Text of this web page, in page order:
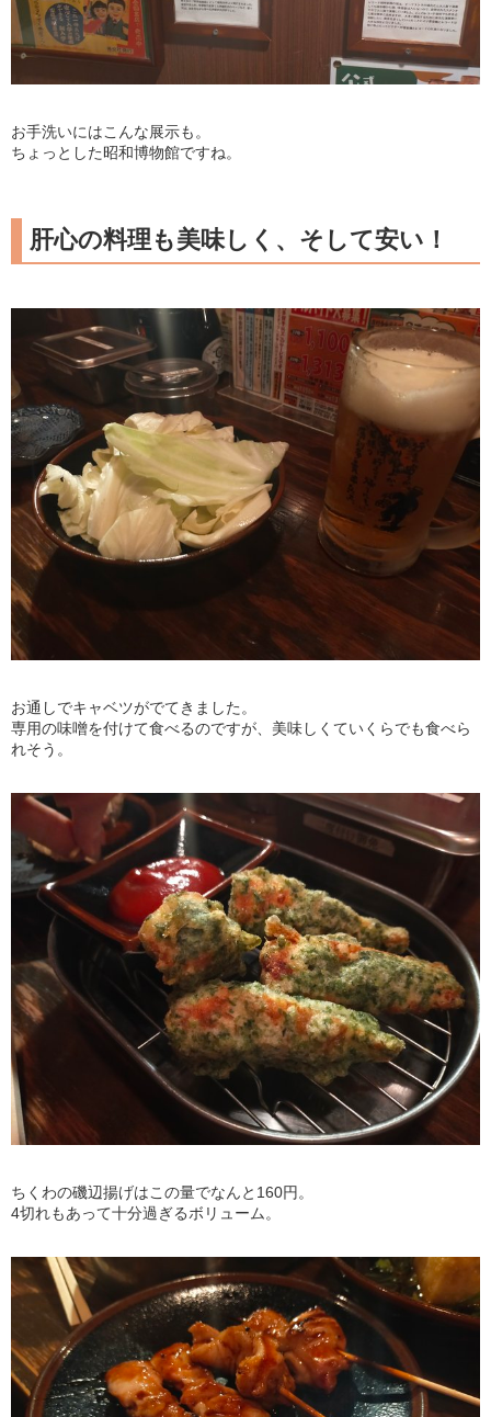
お手洗いにはこんな展示も。
ちょっとした昭和博物館ですね。
肝心の料理も美味しく、そして安い！
お通しでキャベツがでてきました。
専用の味噌を付けて食べるのですが、美味しくていくらでも食べら
れそう。
ちくわの磯辺揚げはこの量でなんと160円。
4切れもあって十分過ぎるボリューム。